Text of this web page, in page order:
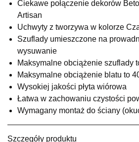
UL.RZEMIEŚLNICZA 6
66-470 KOSTRZYN NAD ODRĄ
Nr tel.507103199
Godziny otwarcia
Pn-Pt: 10:00-18:00, Sb: 10:00-14:00
Najniższa cena sprzedawcy z
Ciekawe połączenie dekorów
Artisan
Uchwyty z tworzywa w kolorze
Szuflady umieszczone na
wysuwanie
Maksymalne obciążenie szuflady
Maksymalne obciążenie blatu to
Wysokiej jakości płyta wiórowa
Łatwa w zachowaniu czystości
Wymagany montaż do ściany
Szczegóły produktu